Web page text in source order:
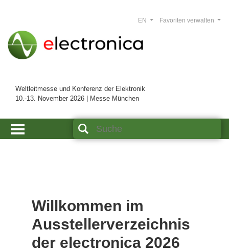
Weltleitmesse und Konferenz der Elektronik
10.-13. November 2026 | Messe München
Favoriten verwalten
EN
Willkommen im
Ausstellerverzeichnis
der electronica 2026